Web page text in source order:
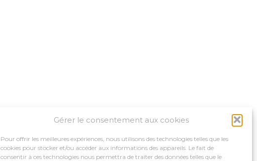
Gérer le consentement aux cookies
Pour offrir les meilleures expériences, nous utilisons des technologies telles que les
cookies pour stocker et/ou accéder aux informations des appareils. Le fait de
consentir à ces technologies nous permettra de traiter des données telles que le